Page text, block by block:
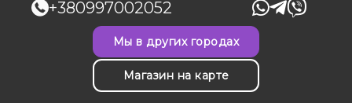
+380997002052
Мы в других городах
Магазин на карте